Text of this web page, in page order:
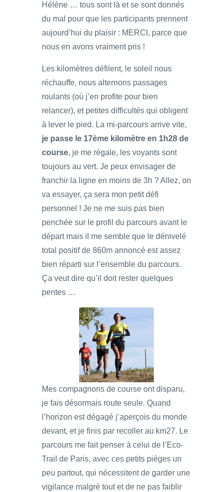
Hélène … tous sont là et se sont donnés
du mal pour que les participants prennent
aujourd’hui du plaisir : MERCI, parce que
nous en avons vraiment pris !
Les kilomètres défilent, le soleil nous
réchauffe, nous alternons passages
roulants (où j’en profite pour bien
relancer), et petites difficultés qui obligent
à lever le pied. La mi-parcours arrive vite,
je passe le 17ème kilomètre en 1h28 de
course, je me régale, les voyants sont
toujours au vert. Je peux envisager de
franchir la ligne en moins de 3h ? Allez, on
va essayer, ça sera mon petit défi
personnel ! Je ne me suis pas bien
penchée sur le profil du parcours avant le
départ mais il me semble que le dénivelé
total positif de 860m annoncé est assez
bien réparti sur l’ensemble du parcours.
Ça veut dire qu’il doit rester quelques
pentes …
Mes compagnons de course ont disparu,
je fais désormais route seule. Quand
l’horizon est dégagé j’aperçois du monde
devant, et je finis par recoller au km27. Le
parcours me fait penser à celui de l’Eco-
Trail de Paris, avec ces petits pièges un
peu partout, qui nécessitent de garder une
vigilance malgré tout et de ne pas faiblir